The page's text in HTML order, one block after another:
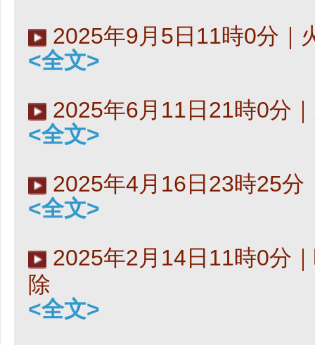
2025年9月5日11時0分｜
<全文>
2025年6月11日21時0分
<全文>
2025年4月16日23時25分
<全文>
2025年2月14日11時0分
除
<全文>